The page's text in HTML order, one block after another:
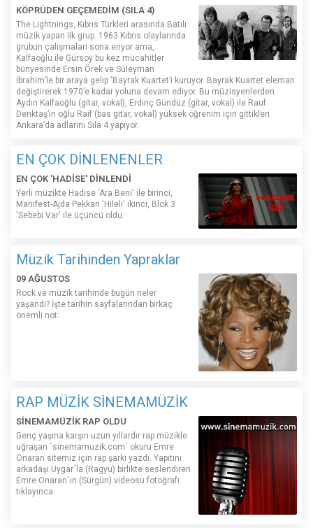
KÖPRÜDEN GEÇEMEDİM (SILA 4)
The Lightnings, Kıbrıs Türkleri arasında Batılı
müzik yapan ilk grup. 1963 Kıbrıs olaylarında
grubun çalışmaları sona eriyor ama,
Kalfaoğlu ile Gürsoy bu kez mücahitler
bünyesinde Ersin Örek ve Süleyman
İbrahim’le bir araya gelip ‘Bayrak Kuartet’i kuruyor. Bayrak Kuartet eleman
değiştirerek 1970’e kadar yoluna devam ediyor. Bu müzisyenlerden
Aydın Kalfaoğlu (gitar, vokal), Erdinç Gündüz (gitar, vokal) ile Rauf
Denktaş’ın oğlu Raif (bas gitar, vokal) yüksek öğrenim için gittikleri
Ankara’da adlarını Sıla 4 yapıyor.
EN ÇOK DİNLENENLER
EN ÇOK 'HADİSE' DİNLENDİ
Yerli müzikte Hadise 'Ara Beni' ile birinci,
Manifest-Ajda Pekkan 'Hileli' ikinci, Blok 3
'Sebebi Var' ile üçüncü oldu.
Müzik Tarihinden Yapraklar
09 AĞUSTOS
Rock ve müzik tarihinde bugün neler
yaşandı? İşte tarihin sayfalarından birkaç
önemli not:
RAP MÜZİK SİNEMAMÜZİK
SİNEMAMÜZİK RAP OLDU
Genç yaşına karşın uzun yıllardır rap müzikle
uğraşan ´sinemamuzik.com´ okuru Emre
Onaran sitemiz için rap şarkı yazdı. Yapıtını
arkadaşı Uygar´la (Ragyu) birlikte seslendiren
Emre Onaran´ın (Sürgün) videosu fotoğrafı
tıklayınca: